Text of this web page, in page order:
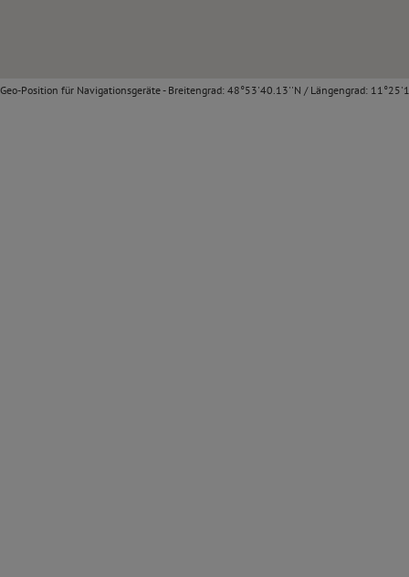
Geo-Position für Navigationsgeräte - Breitengrad: 48°53'40.13''N / Längengrad: